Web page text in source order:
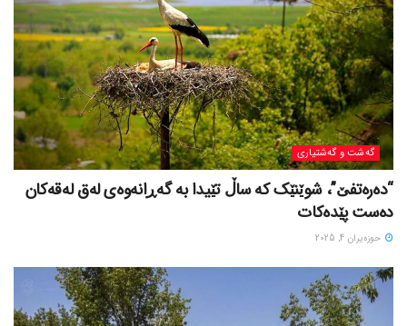
گه‌شت و گه‌شتیاری
“دەرەتفێ”، شوێنێک کە ساڵ تێیدا بە گەڕانەوەی لەق لەقەکان
دەست پێدەکات
حوزه‌یران 4, 2025